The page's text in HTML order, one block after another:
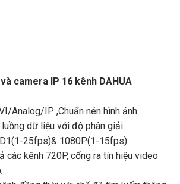
camera IP 16 kênh DAHUA
Analog/IP ,Chuẩn nén hình ảnh
dữ liệu với độ phân giải
25fps)& 1080P(1-15fps)
các kênh 720P, cổng ra tín hiệu video